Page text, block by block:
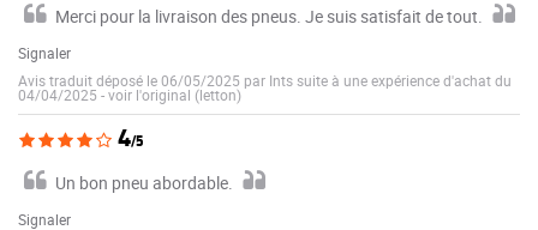
Merci pour la livraison des pneus. Je suis satisfait de tout.
Signaler
Avis traduit déposé le 06/05/2025 par Ints suite à une expérience d'achat du
04/04/2025 -voir l'original (letton)
4/5
Un bon pneu abordable.
Signaler